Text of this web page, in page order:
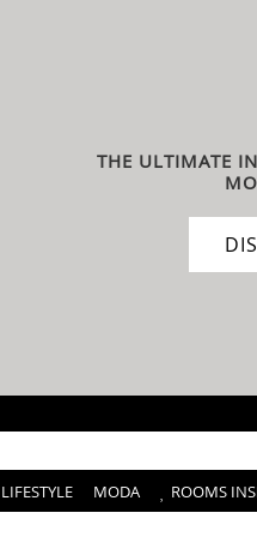
THE ULTIMATE
LIFESTYLE MODA ROOMS